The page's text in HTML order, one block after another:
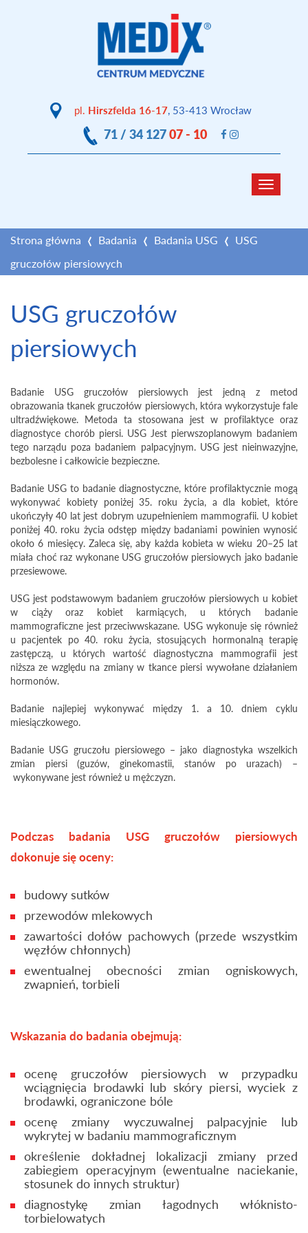
pl. Hirszfelda 16-17, 53-413 Wrocław
71 / 34 12707 - 10
Toggle
Strona główna Badania Badania USG
USG
gruczołów piersiowych
USG gruczołów
piersiowych
Badanie USG gruczołów piersiowych jest jedną z metod
obrazowania tkanek gruczołów piersiowych, która wykorzystuje fale
ultradźwiękowe. Metoda ta stosowana jest w profilaktyce oraz
diagnostyce chorób piersi. USG Jest pierwszoplanowym badaniem
tego narządu poza badaniem palpacyjnym. USG jest nieinwazyjne,
bezbolesne i całkowicie bezpieczne.
Badanie USG to badanie diagnostyczne, które profilaktycznie mogą
wykonywać kobiety poniżej 35. roku życia, a dla kobiet, które
ukończyły 40 lat jest dobrym uzupełnieniem mammografii. U kobiet
poniżej 40. roku życia odstęp między badaniami powinien wynosić
około 6 miesięcy. Zaleca się, aby każda kobieta w wieku 20–25 lat
miała choć raz wykonane USG gruczołów piersiowych jako badanie
przesiewowe.
USG jest podstawowym badaniem gruczołów piersiowych u kobiet
w ciąży oraz kobiet karmiących, u których badanie
mammograficzne jest przeciwwskazane. USG wykonuje się również
u pacjentek po 40. roku życia, stosujących hormonalną terapię
zastępczą, u których wartość diagnostyczna mammografii jest
niższa ze względu na zmiany w tkance piersi wywołane działaniem
hormonów.
Badanie najlepiej wykonywać między 1. a 10. dniem cyklu
miesiączkowego.
Badanie USG gruczołu piersiowego – jako diagnostyka wszelkich
zmian piersi (guzów, ginekomastii, stanów po urazach) –
wykonywane jest również u mężczyzn.
Podczas badania USG gruczołów piersiowych
dokonuje się oceny:
budowy sutków
przewodów mlekowych
zawartości dołów pachowych (przede wszystkim
węzłów chłonnych)
ewentualnej obecności zmian ogniskowych,
zwapnień, torbieli
Wskazania do badania obejmują:
ocenę gruczołów piersiowych w przypadku
wciągnięcia brodawki lub skóry piersi, wyciek z
brodawki, ograniczone bóle
ocenę zmiany wyczuwalnej palpacyjnie lub
wykrytej w badaniu mammograficznym
określenie dokładnej lokalizacji zmiany przed
zabiegiem operacyjnym (ewentualne naciekanie,
stosunek do innych struktur)
diagnostykę zmian łagodnych włóknisto-
torbielowatych